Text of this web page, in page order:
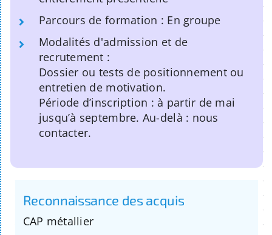
Parcours de formation : En groupe
Modalités d'admission et de
recrutement :
Dossier ou tests de positionnement ou
entretien de motivation.
Période d’inscription : à partir de mai
jusqu’à septembre. Au-delà : nous
contacter.
Reconnaissance des acquis
CAP métallier